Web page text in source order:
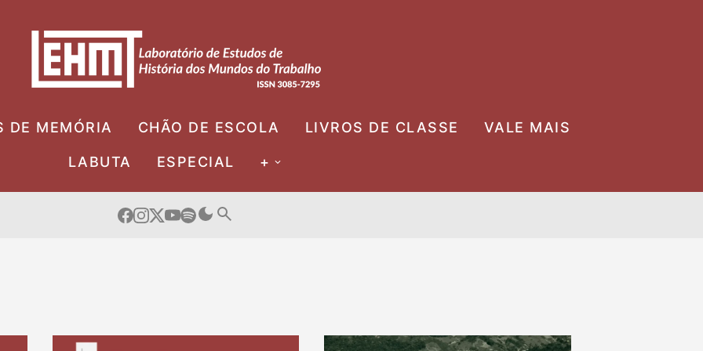
DE MEMÓRIA CHÃO DE ESCOLA LIVROS DE CLASSE VALE MAIS
LABUTA ESPECIAL +